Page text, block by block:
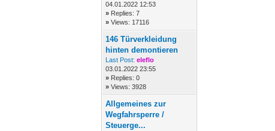
04.01.2022 12:53
» Replies: 7
»Views: 17116
146 Türverkleidung
hinten demontieren
Last Post: eleflo
03.01.2022 23:55
» Replies: 0
»Views: 3928
Allgemeines zur
Wegfahrsperre /
Steuerge...